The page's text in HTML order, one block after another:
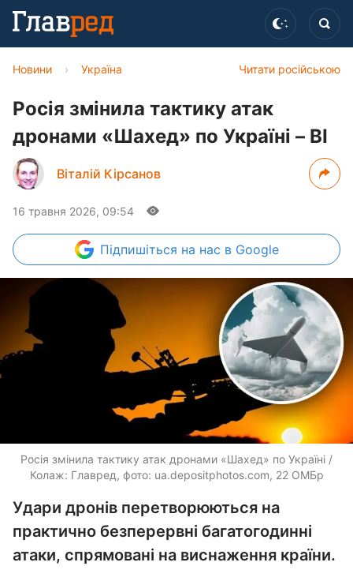
Читати російською
Новини › Україна
Росія змінила тактику атак
дронами «Шахед» по Україні – BI
Віталій Кірсанов
16 травня 2026, 09:54
Підпишіться на нас в Google
Росія змінила тактику атак дронами «Шахед» по Україні /
Колаж: Главред, фото: ua.depositphotos.com, 22 ОМБр
Удари дронів перетворюються на
практично безперервні багатогодинні
атаки, спрямовані на виснаження країни.